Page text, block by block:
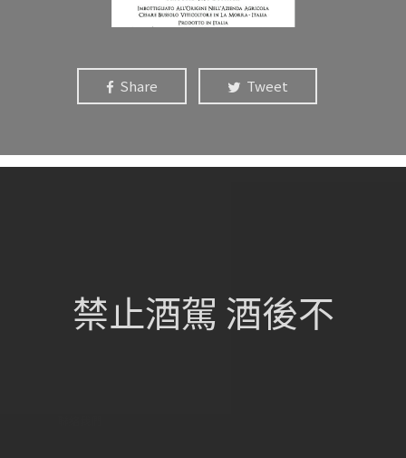
Share Tweet
葡萄酒單
禁止酒駕 酒後不